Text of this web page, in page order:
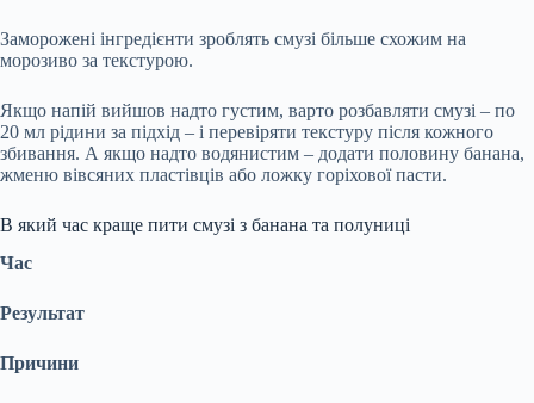
Заморожені інгредієнти зроблять смузі більше схожим на
морозиво за текстурою.
Якщо напій вийшов надто густим, варто розбавляти смузі – по
20 мл рідини за підхід – і перевіряти текстуру після кожного
збивання. А якщо надто водянистим – додати половину банана,
жменю вівсяних пластівців або ложку горіхової пасти.
В який час краще пити смузі з банана та полуниці
Час
Результат
Причини